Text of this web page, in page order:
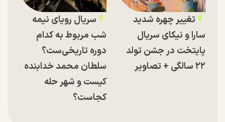
تغییر چهره شدید
سارا و نیکای سریال
پایتخت در جشن تولد
۲۲ سالگی + تصاویر
سریال رویای نیمه
شب مربوط به کدام
دوره تاریخی‌ست؟
سلطان محمد خدابنده
کیست و شهر حله
کجاست؟